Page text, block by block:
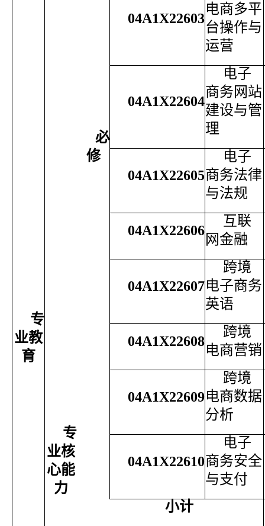
专
业教
育
专
业核
心能
力
必
修
04A1X22603
电商多平
台操作与
运营
04A1X22604
电子
商务网站
建设与管
理
04A1X22605
电子
商务法律
与法规
04A1X22606
互联
网金融
04A1X22607
跨境
电子商务
英语
04A1X22608
跨境
电商营销
04A1X22609
跨境
电商数据
分析
04A1X22610
电子
商务安全
与支付
小计